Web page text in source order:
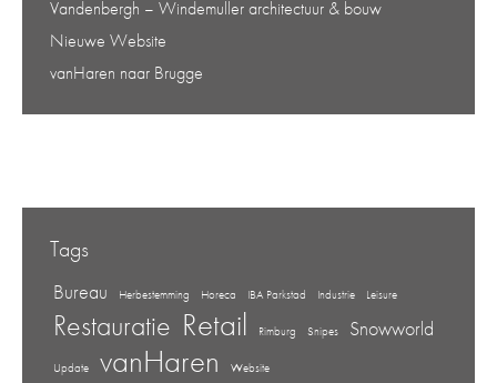
Vandenbergh – Windemuller architectuur & bouw
Nieuwe Website
vanHaren naar Brugge
Tags
Bureau Herbestemming Horeca IBA Parkstad Industrie Leisure
Restauratie Retail Rimburg Snipes Snowworld
Update vanHaren Website